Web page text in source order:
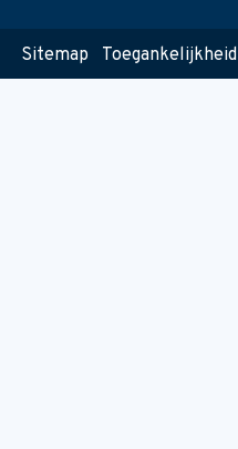
Sitemap Toegankelijkheid